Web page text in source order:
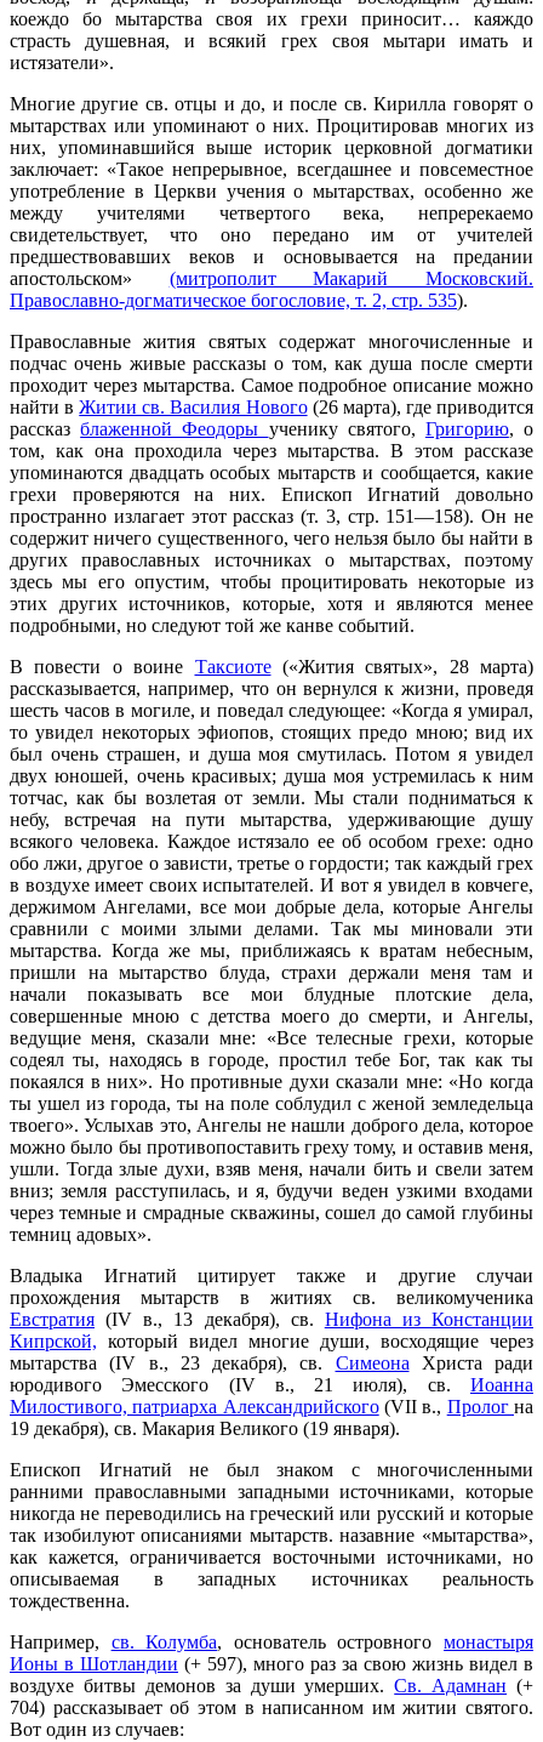
коеждо бо мытарства своя их грехи приносит… каяждо
страсть душевная, и всякий грех своя мытари имать и
истязатели».
Многие другие св. отцы и до, и после св. Кирилла говорят о
мытарствах или упоминают о них. Процитировав многих из
них, упоминавшийся выше историк церковной догматики
заключает: «Такое непрерывное, всегдашнее и повсеместное
употребление в Церкви учения о мытарствах, особенно же
между учителями четвертого века, непререкаемо
свидетельствует, что оно передано им от учителей
предшествовавших веков и основывается на предании
апостольском» (митрополит Макарий Московский.
Православно-догматическое богословие, т. 2, стр. 535).
Православные жития святых содержат многочисленные и
подчас очень живые рассказы о том, как душа после смерти
проходит через мытарства. Самое подробное описание можно
найти вЖитии св. Василия Нового(26 марта), где приводится
рассказблаженной Феодоры ученику святого, Григорию, о
том, как она проходила через мытарства. В этом рассказе
упоминаются двадцать особых мытарств и сообщается, какие
грехи проверяются на них. Епископ Игнатий довольно
пространно излагает этот рассказ (т. 3, стр. 151—158). Он не
содержит ничего существенного, чего нельзя было бы найти в
других православных источниках о мытарствах, поэтому
здесь мы его опустим, чтобы процитировать некоторые из
этих других источников, которые, хотя и являются менее
подробными, но следуют той же канве событий.
В повести о воине Таксиоте(«Жития святых», 28 марта)
рассказывается, например, что он вернулся к жизни, проведя
шесть часов в могиле, и поведал следующее: «Когда я умирал,
то увидел некоторых эфиопов, стоящих предо мною; вид их
был очень страшен, и душа моя смутилась. Потом я увидел
двух юношей, очень красивых; душа моя устремилась к ним
тотчас, как бы возлетая от земли. Мы стали подниматься к
небу, встречая на пути мытарства, удерживающие душу
всякого человека. Каждое истязало ее об особом грехе: одно
обо лжи, другое о зависти, третье о гордости; так каждый грех
в воздухе имеет своих испытателей. И вот я увидел в ковчеге,
держимом Ангелами, все мои добрые дела, которые Ангелы
сравнили с моими злыми делами. Так мы миновали эти
мытарства. Когда же мы, приближаясь к вратам небесным,
пришли на мытарство блуда, страхи держали меня там и
начали показывать все мои блудные плотские дела,
совершенные мною с детства моего до смерти, и Ангелы,
ведущие меня, сказали мне: «Все телесные грехи, которые
содеял ты, находясь в городе, простил тебе Бог, так как ты
покаялся в них». Но противные духи сказали мне: «Но когда
ты ушел из города, ты на поле соблудил с женой земледельца
твоего». Услыхав это, Ангелы не нашли доброго дела, которое
можно было бы противопоставить греху тому, и оставив меня,
ушли. Тогда злые духи, взяв меня, начали бить и свели затем
вниз; земля расступилась, и я, будучи веден узкими входами
через темные и смрадные скважины, сошел до самой глубины
темниц адовых».
Владыка Игнатий цитирует также и другие случаи
прохождения мытарств в житиях св. великомученика
Евстратия (IV в., 13 декабря), св. Нифона из Констанции
Кипрской, который видел многие души, восходящие через
мытарства (IV в., 23 декабря), св. СимеонаХриста ради
юродивого Эмесского (IV в., 21 июля), св. Иоанна
Милостивого, патриарха Александрийского(VII в., Прологна
19 декабря), св. Макария Великого (19 января).
Епископ Игнатий не был знаком с многочисленными
ранними православными западными источниками, которые
никогда не переводились на греческий или русский и которые
так изобилуют описаниями мытарств. назавние «мытарства»,
как кажется, ограничивается восточными источниками, но
описываемая в западных источниках реальность
тождественна.
Например, св. Колумба, основатель островногомонастыря
Ионы в Шотландии (+ 597), много раз за свою жизнь видел в
воздухе битвы демонов за души умерших.Св. Адамнан (+
704) рассказывает об этом в написанном им житии святого.
Вот один из случаев: